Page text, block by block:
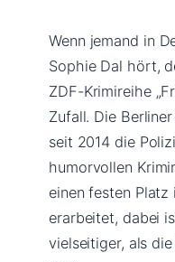
Wenn jemand in
Sophie Dal hört,
ZDF-Krimireihe
Zufall. Die
seit 2014 die
humorvollen
einen festen Platz
erarbeitet, dabei
vielseitiger, als